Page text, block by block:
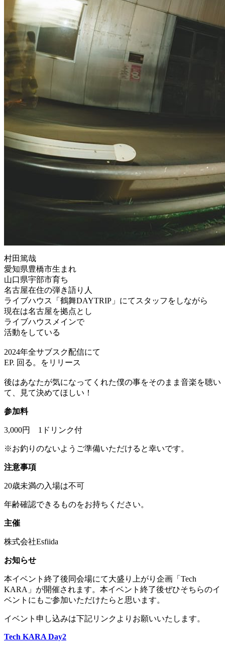
村田篤哉
愛知県豊橋市生まれ
山口県宇部市育ち
名古屋在住の弾き語り人
ライブハウス「鶴舞DAYTRIP」にてスタッフをしながら
現在は名古屋を拠点とし
ライブハウスメインで
活動をしている
2024年全サブスク配信にて
EP. 回る。をリリース
後はあなたが気になってくれた僕の事をそのまま音楽を聴い
て、見て決めてほしい！
参加料
3,000円 1ドリンク付
※お釣りのないようご準備いただけると幸いです。
注意事項
20歳未満の入場は不可
年齢確認できるものをお持ちください。
主催
株式会社Esfiida
お知らせ
本イベント終了後同会場にて大盛り上がり企画「Tech
KARA」が開催されます。本イベント終了後ぜひそちらのイ
ベントにもご参加いただけたらと思います。
イベント申し込みは下記リンクよりお願いいたします。
Tech KARA Day2